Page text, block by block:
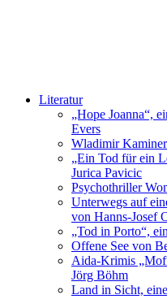
Literatur
„Hope Joanna“,
Evers
Wladimir
„Ein Tod für ein
Jurica Pavicic
Psychothriller
Unterwegs auf
von Hanns-Josef
„Tod in Porto“,
Offene See von
Aida-Krimis
Jörg Böhm
Land in Sicht,